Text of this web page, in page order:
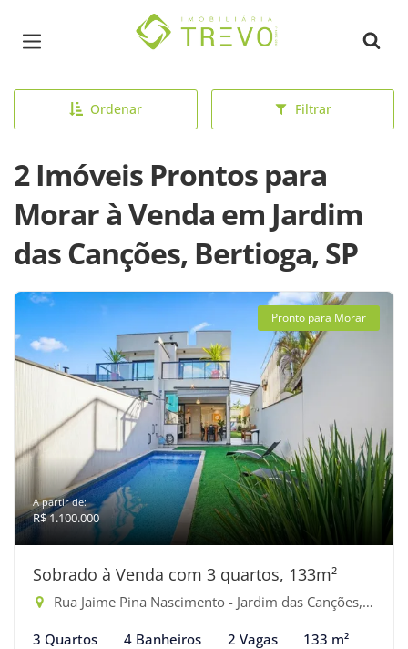
Página inicial
Ordenar Filtrar
2 Imóveis Prontos para
Morar à Venda em Jardim
das Canções, Bertioga, SP
Pronto para Morar
A partir de:
R$ 1.100.000
Sobrado à Venda com 3 quartos, 133m²
Rua Jaime Pina Nascimento - Jardim das Canções, Bertioga-SP
3 Quartos 4 Banheiros 2 Vagas 133 m²